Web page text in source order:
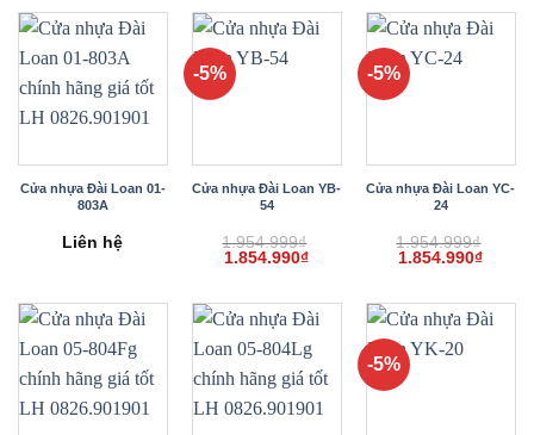
1.954.999₫.là:
Cửa nhựa Đài Loan 01-
803A
Liên hệ
-5%
Cửa nhựa Đài Loan YB-
54
1.954.999₫
Giá
1.954.999₫.
1.854.990₫Giá
là:
1.854.990₫.
-5%
Cửa nhựa Đài Loan YC-
24
1.954.999₫
Giá
1.954.999₫.
1.854.990₫Giá
là:
-5%